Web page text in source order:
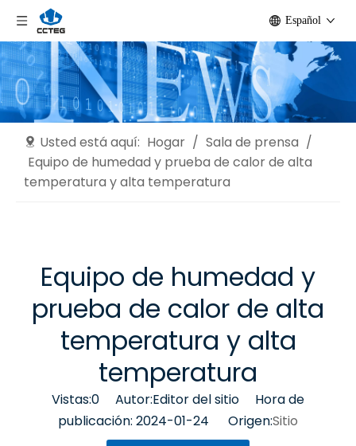
Español
Usted está aquí: Hogar / Sala de prensa /
Equipo de humedad y prueba de calor de alta
temperatura y alta temperatura
Equipo de humedad y
prueba de calor de alta
temperatura y alta
temperatura
Vistas:0 Autor:Editor del sitio Hora de
publicación: 2024-01-24 Origen:Sitio